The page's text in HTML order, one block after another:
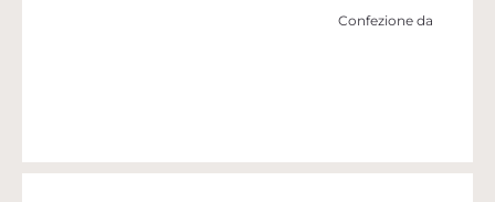
Confezione da